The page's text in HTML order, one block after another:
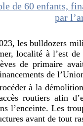
les bulldozers
localité à l’est
de primaire
de
à la
routiers afin
l’enceinte. Les
avant de tout